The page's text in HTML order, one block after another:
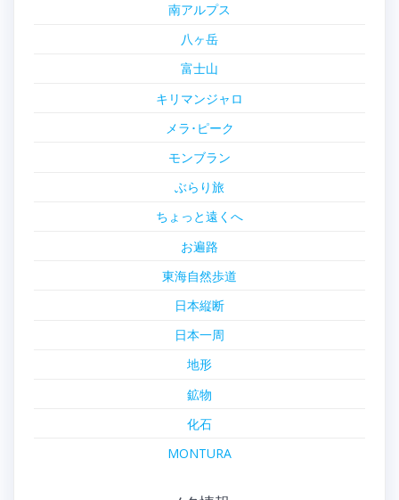
南アルプス
八ヶ岳
富士山
キリマンジャロ
メラ･ピーク
モンブラン
ぶらり旅
ちょっと遠くへ
お遍路
東海自然歩道
日本縦断
日本一周
地形
鉱物
化石
MONTURA